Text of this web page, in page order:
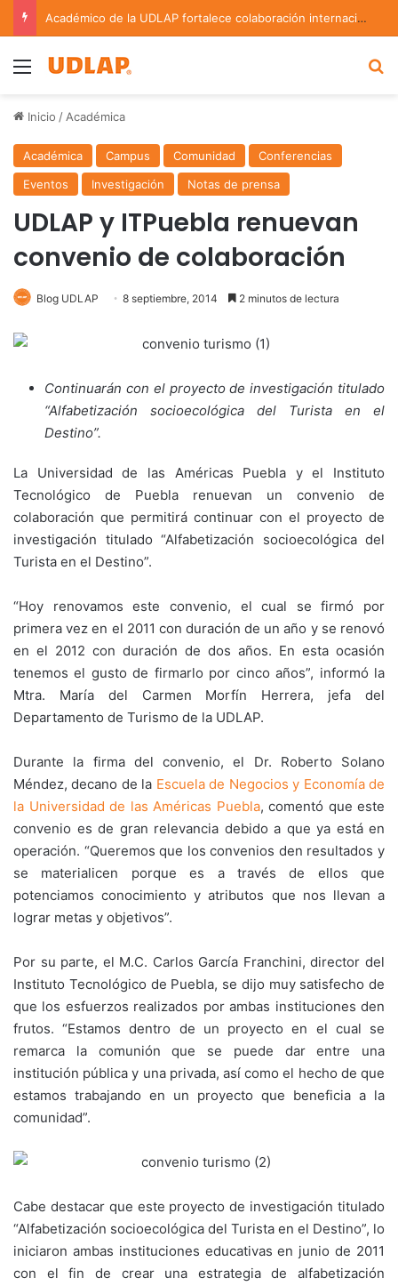
Académico de la UDLAP fortalece colaboración internacional con estancia de investigación en Argentina
Menu
Inicio / Académica
Académica Campus Comunidad
Conferencias
Eventos
Investigación Notas de prensa
UDLAP y ​ITPuebla renuevan
convenio de colaboración
Blog UDLAP 8 septiembre, 2014 2 minutos de lectura
Continuarán con el proyecto de investigación titulado
“Alfabetización socioecológica del Turista en el
Destino”.
La Universidad de las Américas Puebla y el Instituto
Tecnológico de Puebla renuevan un convenio de
colaboración que permitirá continuar con el proyecto de
investigación titulado “Alfabetización socioecológica del
Turista en el Destino”.
“Hoy renovamos este convenio, el cual se firmó por
primera vez en el 2011 con duración de un año y se renovó
en el 2012 con duración de dos años. En esta ocasión
tenemos el gusto de firmarlo por cinco años”, informó la
Mtra. María del Carmen Morfín Herrera, jefa del
Departamento de Turismo de la UDLAP.
Durante la firma del convenio, el Dr. Roberto Solano
Méndez, decano de la Escuela de Negocios y Economía de
la Universidad de las Américas Puebla, comentó que este
convenio es de gran relevancia debido a que ya está en
operación. “Queremos que los convenios den resultados y
se materialicen porque es a través de ellos que
potenciamos conocimiento y atributos que nos llevan a
lograr metas y objetivos”.
Por su parte, el M.C. Carlos García Franchini, director del
Instituto Tecnológico de Puebla, se dijo muy satisfecho de
que los esfuerzos realizados por ambas instituciones den
frutos. “Estamos dentro de un proyecto en el cual se
remarca la comunión que se puede dar entre una
institución pública y una privada, así como el hecho de que
estamos trabajando en un proyecto que beneficia a la
comunidad”.
Cabe destacar que este proyecto de investigación titulado
“Alfabetización socioecológica del Turista en el Destino”, lo
iniciaron ambas instituciones educativas en junio de 2011
con el fin de crear una estrategia de alfabetización